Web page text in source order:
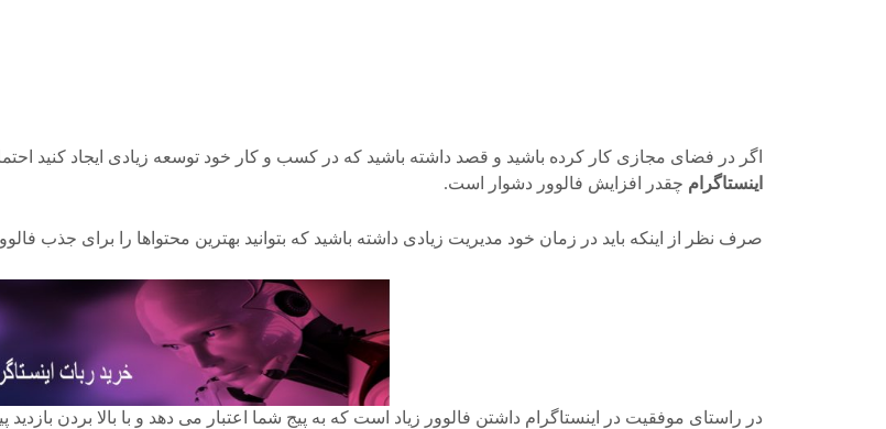
اگر در فضای مجازی کار کرده باشید و قصد داشته باشید که در کسب و کار خود توسعه زیادی ایجاد کنید
اینستاگرام چقدر افزایش فالوور دشوار است.
صرف نظر از اینکه باید در زمان خود مدیریت زیادی داشته باشید که بتوانید بهترین محتواها را برای جذب
در راستای موفقیت در اینستاگرام داشتن فالوور زیاد است که به پیج شما اعتبار می دهد و با بالا بردن